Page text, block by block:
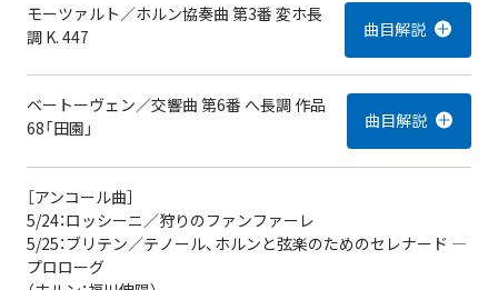
モーツァルト／ホルン協奏曲 第3番 変ホ長
調 K. 447
ベートーヴェン／交響曲 第6番 へ長調 作品
68「田園」
［アンコール曲］
5/24：ロッシーニ／狩りのファンファーレ
5/25：ブリテン／テノール、ホルンと弦楽のためのセレナード ―
プロローグ